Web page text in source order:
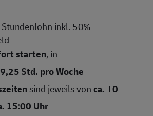
inkl. 50%
starten, in
Std. pro Woche
sind jeweils vonca. 10
15:00 Uhr